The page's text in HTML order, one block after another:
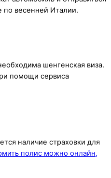
по весенней Италии.
шенгенская виза.
помощи сервиса
наличие страховки для
полис можно онлайн,